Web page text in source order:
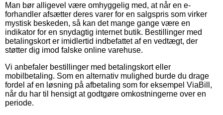
Man bør alligevel være omhyggelig med, at når en e-
forhandler afsætter deres varer for en salgspris som virker
mystisk beskeden, så kan det mange gange være en
indikator for en snydagtig internet butik. Bestillinger med
betalingskort er imidlertid indbefattet af en vedtægt, der
støtter dig imod falske online varehuse.
Vi anbefaler bestillinger med betalingskort eller
mobilbetaling. Som en alternativ mulighed burde du drage
fordel af en løsning på afbetaling som for eksempel ViaBill,
når du har til hensigt at godtgøre omkostningerne over en
periode.